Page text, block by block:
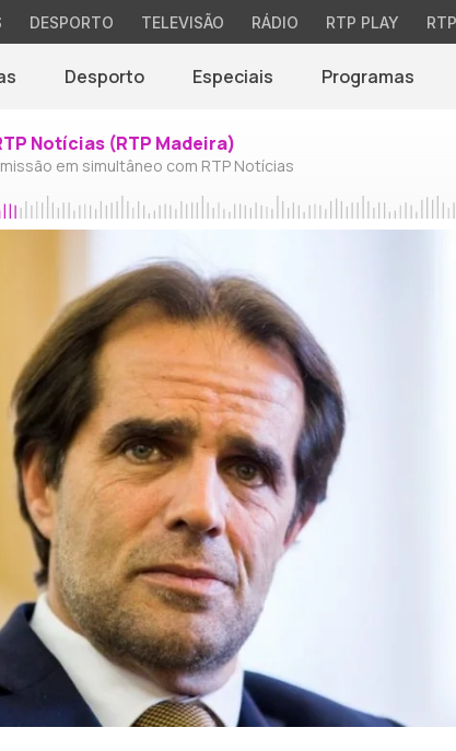
DESPORTO TELEVISÃO RÁDIO RTP PLAY
Desporto Especiais Programas
Notícias (RTP Madeira)
em simultâneo com RTP Notícias